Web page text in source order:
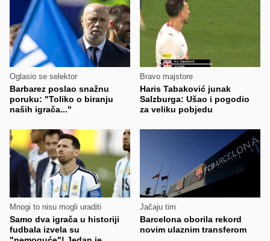
Oglasio se selektor
Barbarez poslao snažnu
poruku: "Toliko o biranju
naših igrača..."
Bravo majstore
Haris Tabaković junak
Salzburga: Ušao i pogodio
za veliku pobjedu
Mnogi to nisu mogli uraditi
Samo dva igrača u historiji
fudbala izvela su
Jačaju tim
Barcelona oborila rekord
novim ulaznim transferom